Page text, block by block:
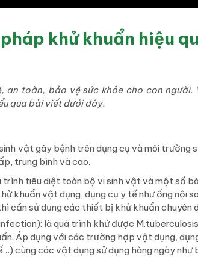
khử khuẩn hiệu
an toàn, bảo vệ sức khỏe cho con người.
qua bài viết dưới đây.
vật gây bệnh trên dụng cụ và môi trường
trung bình và cao.
tiêu diệt toàn bộ vi sinh vật và một số
khuẩn vật dụng, dụng cụ y tế như ống nội
cần sử dụng các thiết bị khử khuẩn chuyên
là quá trình khử được
Áp dụng với các trường hợp vật dụng,
cùng các vật dụng sử dụng hàng ngày